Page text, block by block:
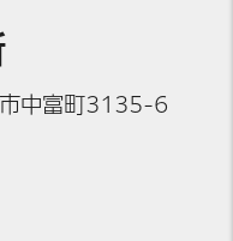
中富町3135-6